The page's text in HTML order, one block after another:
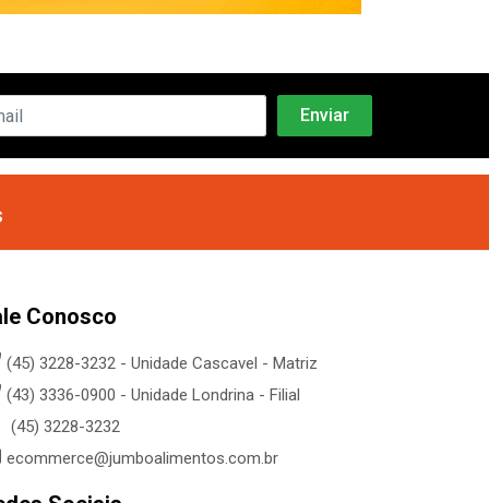
Conosco
(45) 3228-3232 - Unidade Cascavel - Matriz
(43) 3336-0900 - Unidade Londrina - Filial
(45) 3228-3232
ecommerce@jumboalimentos.com.br